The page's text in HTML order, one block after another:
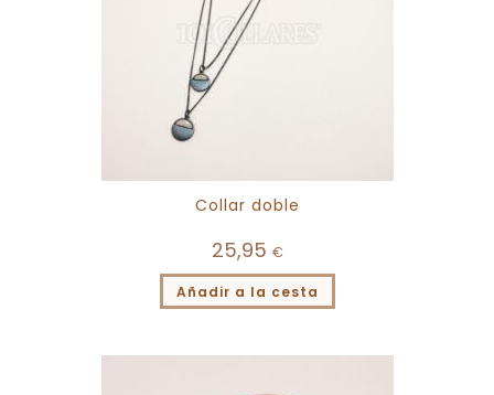
Collar doble
25,95 €
Añadir a la cesta